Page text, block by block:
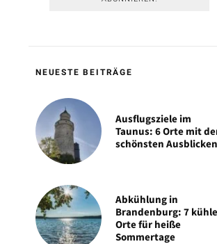
NEUESTE BEITRÄGE
Ausflugsziele im
Taunus: 6 Orte mit
schönsten Ausblicken
Abkühlung in
Brandenburg: 7 kühle
Orte für heiße
Sommertage